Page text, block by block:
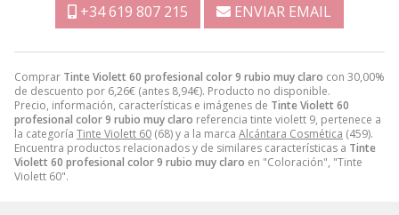
Comprar Tinte Violett 60 profesional color 9 rubio muy claro con 30,00%
de descuento por 6,26€ (antes 8,94€). Producto no disponible.
Precio, información, características e imágenes de Tinte Violett 60
profesional color 9 rubio muy claro referencia tinte violett 9, pertenece a
la categoría Tinte Violett 60 (68) y a la marca Alcántara Cosmética (459).
Encuentra productos relacionados y de similares características a Tinte
Violett 60 profesional color 9 rubio muy claro en "Coloración", "Tinte
Violett 60".
+34 619 807 215 ENVIAR EMAIL